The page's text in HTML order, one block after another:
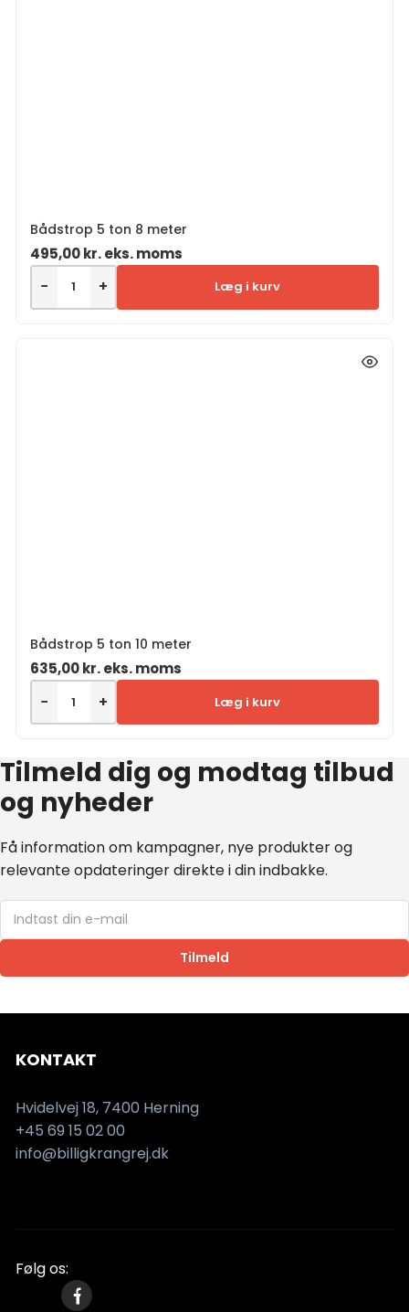
Bådstrop 5 ton 8 meter
495,00kr.eks. moms
− + Læg i kurv
Bådstrop 5 ton 10 meter
635,00kr.eks. moms
− + Læg i kurv
Tilmeld dig og modtag tilbud
og nyheder
Få information om kampagner, nye produkter og
relevante opdateringer direkte i din indbakke.
Tilmeld
KONTAKT
Hvidelvej 18, 7400 Herning
+45 69 15 02 00
info@billigkrangrej.dk
Følg os: